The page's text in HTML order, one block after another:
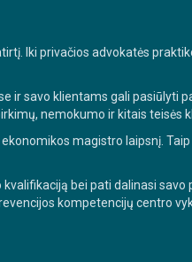
Iki privačios advokatės
ir savo klientams gali pasiūlyti
nemokumo ir kitais teisės
magistro laipsnį.
bei pati dalinasi
kompetencijų centro